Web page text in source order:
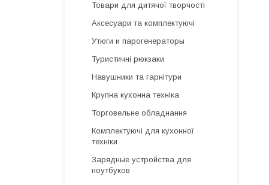
Товари для дитячої творчості
Аксесуари та комплектуючі
Утюги и парогенераторы
Туристичні рюкзаки
Навушники та гарнітури
Крупна кухонна техніка
Торговельне обладнання
Комплектуючі для кухонної
техніки
Зарядные устройства для
ноутбуков